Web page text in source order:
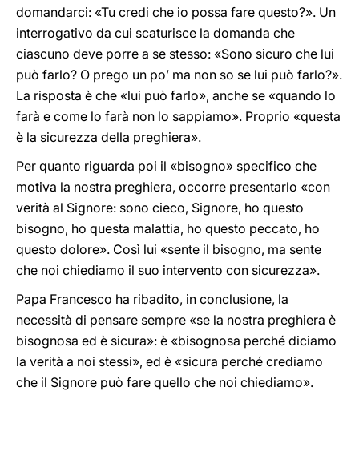
domandarci: «Tu credi che io possa fare questo?». Un
interrogativo da cui scaturisce la domanda che
ciascuno deve porre a se stesso: «Sono sicuro che lui
può farlo? O prego un po’ ma non so se lui può farlo?».
La risposta è che «lui può farlo», anche se «quando lo
farà e come lo farà non lo sappiamo». Proprio «questa
è la sicurezza della preghiera».
Per quanto riguarda poi il «bisogno» specifico che
motiva la nostra preghiera, occorre presentarlo «con
verità al Signore: sono cieco, Signore, ho questo
bisogno, ho questa malattia, ho questo peccato, ho
questo dolore». Così lui «sente il bisogno, ma sente
che noi chiediamo il suo intervento con sicurezza».
Papa Francesco ha ribadito, in conclusione, la
necessità di pensare sempre «se la nostra preghiera è
bisognosa ed è sicura»: è «bisognosa perché diciamo
la verità a noi stessi», ed è «sicura perché crediamo
che il Signore può fare quello che noi chiediamo».